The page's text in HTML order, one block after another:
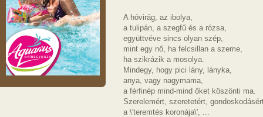
A hóvirág, az ibolya,
a tulipán, a szegfű és a rózsa,
együttvéve sincs olyan szép,
mint egy nő, ha felcsillan a szeme,
ha szikrázik a mosolya.
Mindegy, hogy pici lány, lányka,
anya, vagy nagymama,
a férfinép mind-mind őket köszönti ma.
Szerelemért, szeretetért,
a \'teremtés koronája\', ...